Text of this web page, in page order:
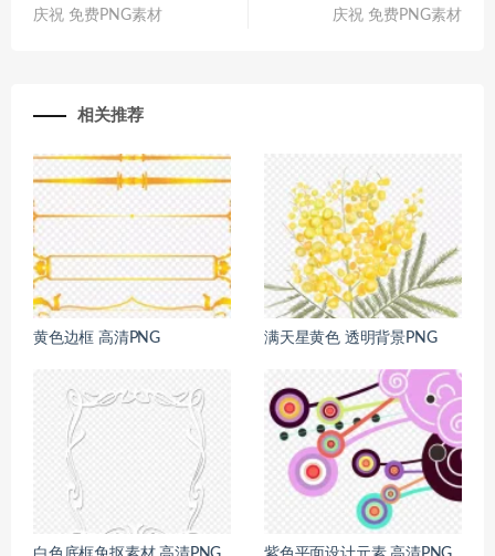
庆祝 免费PNG素材
庆祝 免费PNG素材
相关推荐
黄色边框 高清PNG 满天星黄色 透明背景PNG